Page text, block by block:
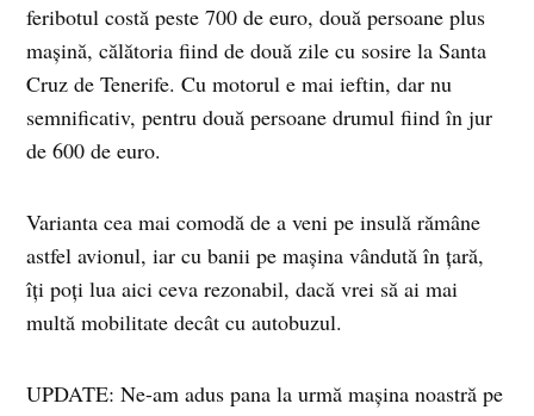
feribotul costă peste 700 de euro, două persoane plus
maşină, călătoria fiind de două zile cu sosire la Santa
Cruz de Tenerife. Cu motorul e mai ieftin, dar nu
semnificativ, pentru două persoane drumul fiind în jur
de 600 de euro.
Varianta cea mai comodă de a veni pe insulă rămâne
astfel avionul, iar cu banii pe maşina vândută în ţară,
îţi poţi lua aici ceva rezonabil, dacă vrei să ai mai
multă mobilitate decât cu autobuzul.
UPDATE: Ne-am adus pana la urmă mașina noastră pe